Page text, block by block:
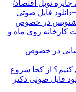
نوبل اقتصاد/
فایل صوتی
در خصوص
کارخانه روی ماه و
در خصوص
کنیم؟ از کجا شروع
فایل صوتی دکتر